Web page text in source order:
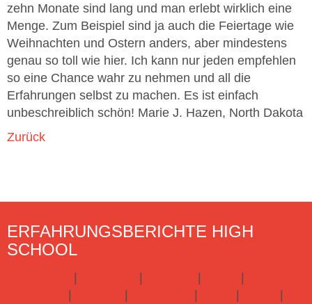
zehn Monate sind lang und man erlebt wirklich eine
Menge. Zum Beispiel sind ja auch die Feiertage wie
Weihnachten und Ostern anders, aber mindestens
genau so toll wie hier. Ich kann nur jeden empfehlen
so eine Chance wahr zu nehmen und all die
Erfahrungen selbst zu machen. Es ist einfach
unbeschreiblich schön! Marie J. Hazen, North Dakota
Zurück
ERFAHRUNGSBERICHTE HIGH
SCHOOL
| | |
|
| | | |
|